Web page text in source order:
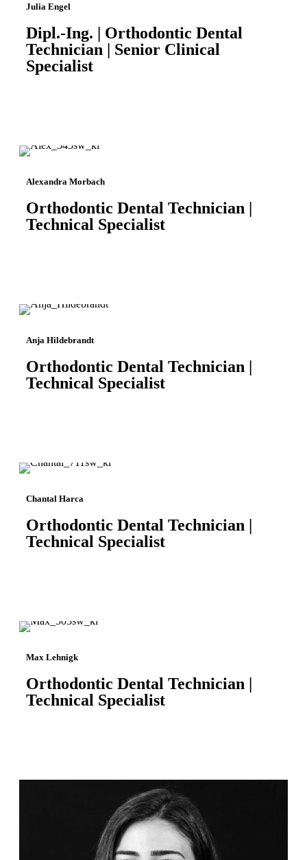
Julia Engel
Dipl.-Ing. | Orthodontic Dental
Technician | Senior Clinical
Specialist
Alexandra Morbach
Orthodontic Dental Technician |
Technical Specialist
Anja Hildebrandt
Orthodontic Dental Technician |
Technical Specialist
Chantal Harca
Orthodontic Dental Technician |
Technical Specialist
Max Lehnigk
Orthodontic Dental Technician |
Technical Specialist